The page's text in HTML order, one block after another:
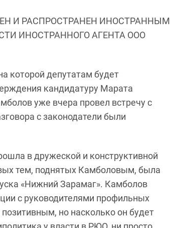
И РАСПРОСТРАНЕН ИНОСТРАННЫМ
ИНОСТРАННОГО АГЕНТА ООО
которой депутатам будет
кандидатуру Марата
уже вчера провел встречу с
с законодатели были
в дружеской и конструктивной
тем, поднятых Камболовым, была
«Нижний Зарамаг». Камболов
с руководителями профильных
но насколько он будет